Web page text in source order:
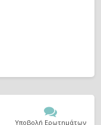
Υποβολή Ερωτημάτων